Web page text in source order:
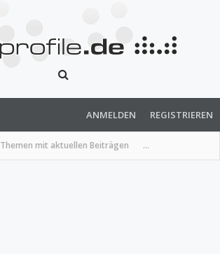
Themen mit aktuellen Beiträgen ...
ANMELDEN REGISTRIEREN